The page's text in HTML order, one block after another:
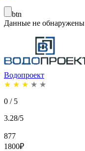
btn
Данные не обнаружены
Водопроект
★ ★ ★ ★ ★
0 / 5
3.28/5
877
1800₽